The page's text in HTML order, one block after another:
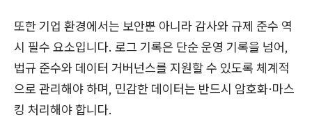
또한 기업 환경에서는 보안뿐 아니라 감사와 규제 준수 역
시 필수 요소입니다. 로그 기록은 단순 운영 기록을 넘어,
법규 준수와 데이터 거버넌스를 지원할 수 있도록 체계적
으로 관리해야 하며, 민감한 데이터는 반드시 암호화·마스
킹 처리해야 합니다.